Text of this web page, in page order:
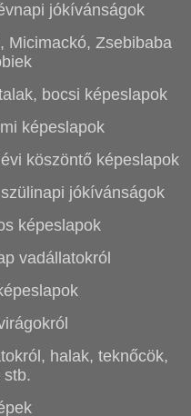
jókívánságok
Micimackó, Zsebibaba
bocsi képeslapok
képeslapok
köszöntő képeslapok
jókívánságok
képeslapok
vadállatokról
halak, teknőcök,
stb.